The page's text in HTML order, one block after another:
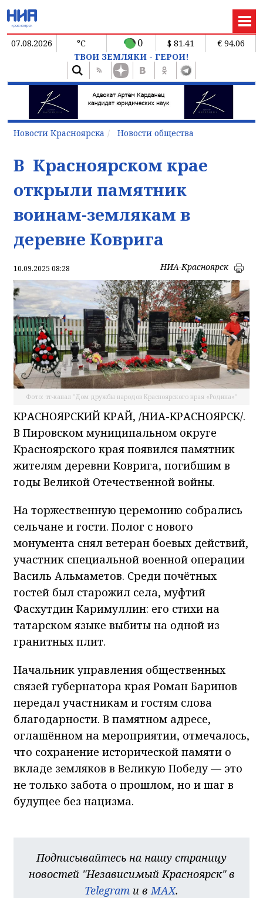
07.08.2026 °C 0 $ 81.41
€ 94.06
ТВОИ ЗЕМЛЯКИ - ГЕРОИ!
Новости Красноярска Новости общества
В Красноярском крае
открыли памятник
воинам-землякам в
деревне Коврига
10.09.2025 08:28 НИА-Красноярск
Фото: тг-канал "Дом дружбы народов Красноярского края «Родина»"
КРАСНОЯРСКИЙ КРАЙ, /НИА-КРАСНОЯРСК/.
В Пировском муниципальном округе
Красноярского края появился памятник
жителям деревни Коврига, погибшим в
годы Великой Отечественной войны.
На торжественную церемонию собрались
сельчане и гости. Полог с нового
монумента снял ветеран боевых действий,
участник специальной военной операции
Василь Альмаметов. Среди почётных
гостей был старожил села, муфтий
Фасхутдин Каримуллин: его стихи на
татарском языке выбиты на одной из
гранитных плит.
Начальник управления общественных
связей губернатора края Роман Баринов
передал участникам и гостям слова
благодарности. В памятном адресе,
оглашённом на мероприятии, отмечалось,
что сохранение исторической памяти о
вкладе земляков в Великую Победу — это
не только забота о прошлом, но и шаг в
будущее без нацизма.
Подписывайтесь на нашу страницу
новостей "Независимый Красноярск" в
Telegram и вMAX.